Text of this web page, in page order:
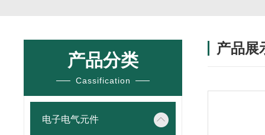
产品分类
Cassification
电子电气元件
产品展